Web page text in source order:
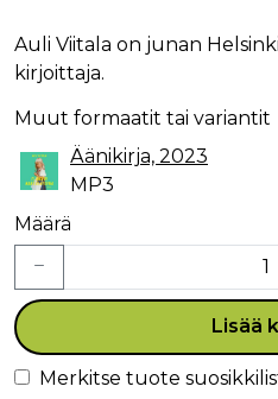
Auli Viitala on junan
kirjoittaja.
Muut formaatit tai variantit
Äänikirja, 2023
MP3
Määrä
Lisää
Merkitse tuote